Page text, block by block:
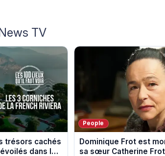
TV
trésors cachés
dans les
People
Dominique Frot est
sa sœur Catherine